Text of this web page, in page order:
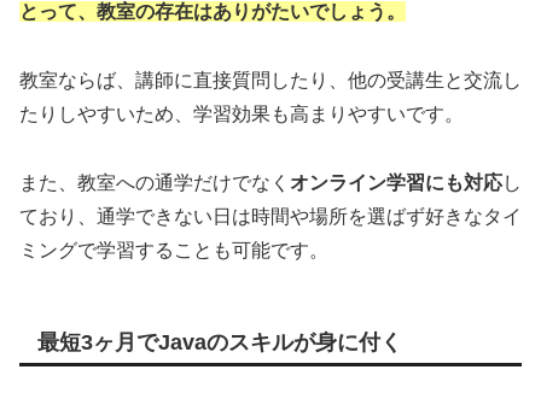
とって、教室の存在はありがたいでしょう。
教室ならば、講師に直接質問したり、他の受講生と交流し
たりしやすいため、学習効果も高まりやすいです。
また、教室への通学だけでなく オンライン学習にも対応し
ており、通学できない日は時間や場所を選ばず好きなタイ
ミングで学習することも可能です。
最短3ヶ月でJavaのスキルが身に付く